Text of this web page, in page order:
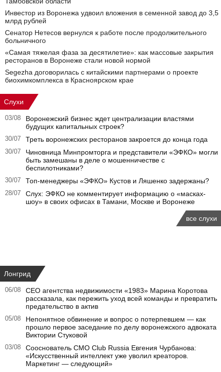
Инвестор из Воронежа удвоил вложения в семенной завод до 3,5
млрд рублей
Сенатор Нетесов вернулся к работе после продолжительного
больничного
«Самая тяжелая фаза за десятилетие»: как массовые закрытия
ресторанов в Воронеже стали новой нормой
Segezha договорилась с китайскими партнерами о проекте
биохимкомплекса в Красноярском крае
Слухи
03/08
Воронежский бизнес ждет централизации властями
будущих капитальных строек?
30/07 Треть воронежских ресторанов закроется до конца года
30/07
Чиновница Минпромторга и представители «ЭФКО» могли
быть замешаны в деле о мошенничестве с
беспилотниками?
30/07 Топ-менеджеры «ЭФКО» Кустов и Ляшенко задержаны?
28/07
Слух: ЭФКО не комментирует информацию о «масках-
шоу» в своих офисах в Тамани, Москве и Воронеже
все слухи
Лонгрид
06/08
CEO агентства недвижимости «1983» Марина Коротова
рассказала, как пережить уход всей команды и превратить
предательство в актив
05/08
Непонятное обвинение и вопрос о потерпевшем — как
прошло первое заседание по делу воронежского адвоката
Виктории Стуковой
03/08
Сооснователь CMO Club Russia Евгения Чурбанова:
«Искусственный интеллект уже уволил креаторов.
Маркетинг — следующий»